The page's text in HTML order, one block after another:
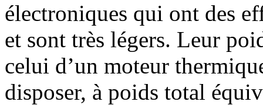
électroniques qui ont des
et sont très légers. Leur
celui d’un moteur
disposer, à poids total